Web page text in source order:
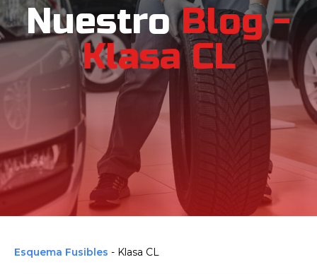
Nuestro Blog -
Klasa CL
Esquema Fusibles - Klasa CL